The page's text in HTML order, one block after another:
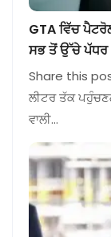
GTA ਵਿੱਚ
ਸਭ ਤੋਂ ਉੱਚੇ ਪੱਧਰ
Share this
ਲੀਟਰ ਤੱਕ
ਵਾਲੀ…